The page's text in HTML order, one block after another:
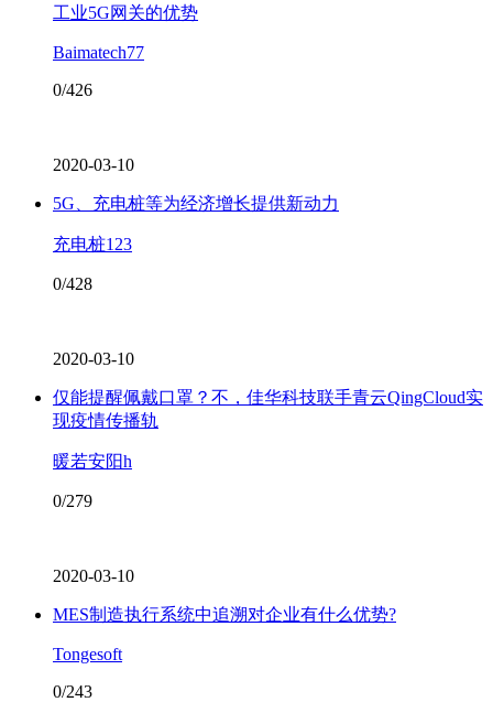
工业5G网关的优势
Baimatech77
0/426
2020-03-10
5G、充电桩等为经济增长提供新动力
充电桩123
0/428
2020-03-10
仅能提醒佩戴口罩？不，佳华科技联手青云QingCloud实
现疫情传播轨
暖若安阳h
0/279
2020-03-10
MES制造执行系统中追溯对企业有什么优势?
Tongesoft
0/243